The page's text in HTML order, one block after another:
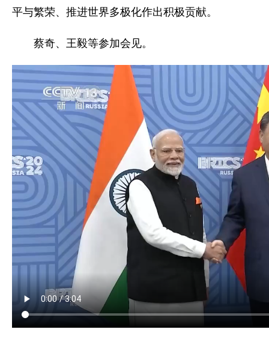
平与繁荣、推进世界多极化作出积极贡献。
蔡奇、王毅等参加会见。